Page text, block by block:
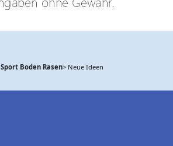
Sport Boden Rasen> Neue Ideen